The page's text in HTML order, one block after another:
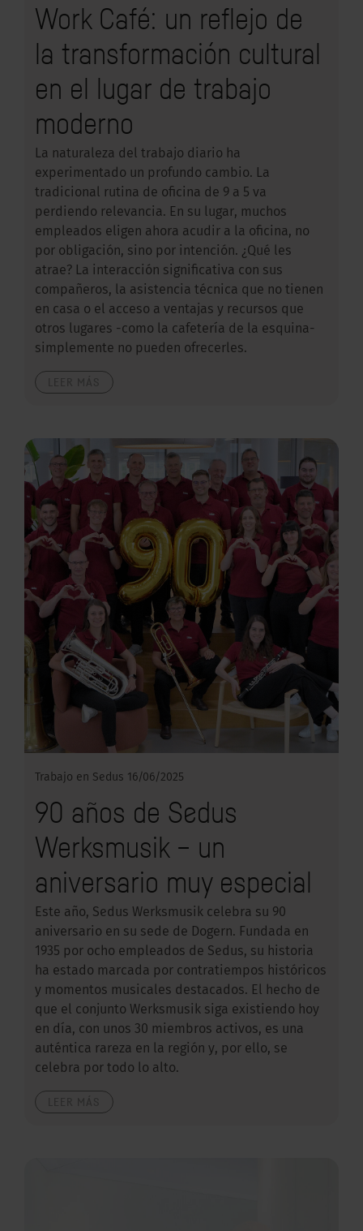
Work Café: un reflejo de
la transformación cultural
en el lugar de trabajo
moderno
La naturaleza del trabajo diario ha
experimentado un profundo cambio. La
tradicional rutina de oficina de 9 a 5 va
perdiendo relevancia. En su lugar, muchos
empleados eligen ahora acudir a la oficina, no
por obligación, sino por intención. ¿Qué les
atrae? La interacción significativa con sus
compañeros, la asistencia técnica que no tienen
en casa o el acceso a ventajas y recursos que
otros lugares -como la cafetería de la esquina-
simplemente no pueden ofrecerles.
Trabajo en Sedus 16/06/2025
90 años de Sedus
Werksmusik – un
aniversario muy especial
Este año, Sedus Werksmusik celebra su 90
aniversario en su sede de Dogern. Fundada en
1935 por ocho empleados de Sedus, su historia
ha estado marcada por contratiempos históricos
y momentos musicales destacados. El hecho de
que el conjunto Werksmusik siga existiendo hoy
en día, con unos 30 miembros activos, es una
auténtica rareza en la región y, por ello, se
celebra por todo lo alto.